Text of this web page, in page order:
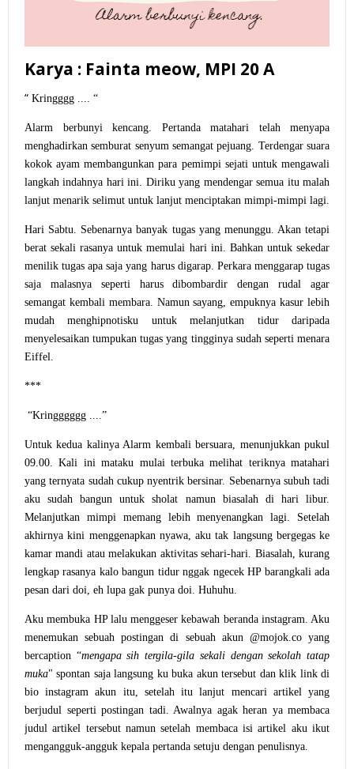
Karya : Fainta meow, MPI 20 A
“ Kringggg .... “
Alarm berbunyi kencang. Pertanda matahari telah menyapa
menghadirkan semburat senyum semangat pejuang. Terdengar suara
kokok ayam membangunkan para pemimpi sejati untuk mengawali
langkah indahnya hari ini. Diriku yang mendengar semua itu malah
lanjut menarik selimut untuk lanjut menciptakan mimpi-mimpi lagi.
Hari Sabtu. Sebenarnya banyak tugas yang menunggu. Akan tetapi
berat sekali rasanya untuk memulai hari ini. Bahkan untuk sekedar
menilik tugas apa saja yang harus digarap. Perkara menggarap tugas
saja malasnya seperti harus dibombardir dengan rudal agar
semangat kembali membara. Namun sayang, empuknya kasur lebih
mudah menghipnotisku untuk melanjutkan tidur daripada
menyelesaikan tumpukan tugas yang tingginya sudah seperti menara
Eiffel.
***
“Kringggggg ....”
Untuk kedua kalinya Alarm kembali bersuara, menunjukkan pukul
09.00. Kali ini mataku mulai terbuka melihat teriknya matahari
yang ternyata sudah cukup nyentrik bersinar. Sebenarnya subuh tadi
aku sudah bangun untuk sholat namun biasalah di hari libur.
Melanjutkan mimpi memang lebih menyenangkan lagi. Setelah
akhirnya kini menggenapkan nyawa, aku tak langsung bergegas ke
kamar mandi atau melakukan aktivitas sehari-hari. Biasalah, kurang
lengkap rasanya kalo bangun tidur nggak ngecek HP barangkali ada
pesan dari doi, eh lupa gak punya doi. Huhuhu.
Aku membuka HP lalu menggeser kebawah beranda instagram. Aku
menemukan sebuah postingan di sebuah akun @mojok.co yang
bercaption “mengapa sih tergila-gila sekali dengan sekolah tatap
muka" spontan saja langsung ku buka akun tersebut dan klik link di
bio instagram akun itu, setelah itu lanjut mencari artikel yang
berjudul seperti postingan tadi. Awalnya agak heran ya membaca
judul artikel tersebut namun setelah membaca isi artikel aku ikut
mengangguk-angguk kepala pertanda setuju dengan penulisnya.